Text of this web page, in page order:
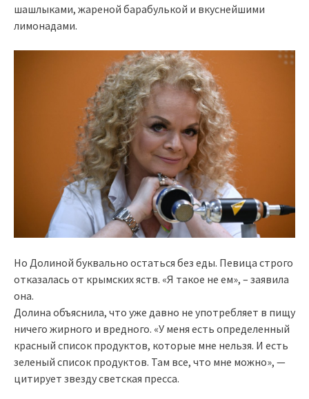
шашлыками, жареной барабулькой и вкуснейшими
лимонадами.
Но Долиной буквально остаться без еды. Певица строго
отказалась от крымских яств. «Я такое не ем», – заявила
она.
Долина объяснила, что уже давно не употребляет в пищу
ничего жирного и вредного. «У меня есть определенный
красный список продуктов, которые мне нельзя. И есть
зеленый список продуктов. Там все, что мне можно», —
цитирует звезду светская пресса.